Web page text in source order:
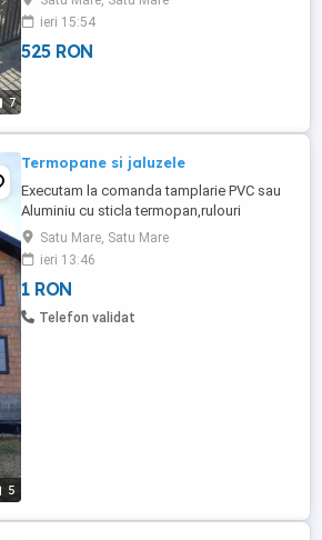
7
ieri 15:54
525 RON
5
Termopane si jaluzele
Executam la comanda tamplarie PVC sau
Aluminiu cu sticla termopan,rulouri
exterioare din PVC sau Aluminiu,plase
contra insectelor si perdele lamelare.
Satu Mare, Satu Mare
ieri 13:46
1 RON
Telefon validat